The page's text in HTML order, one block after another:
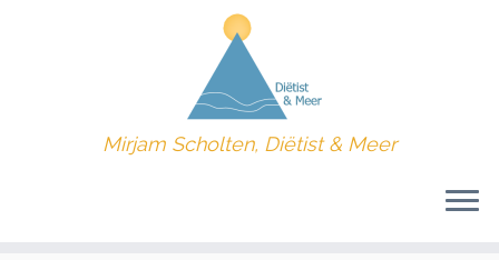
Mirjam Scholten, Diëtist & Meer